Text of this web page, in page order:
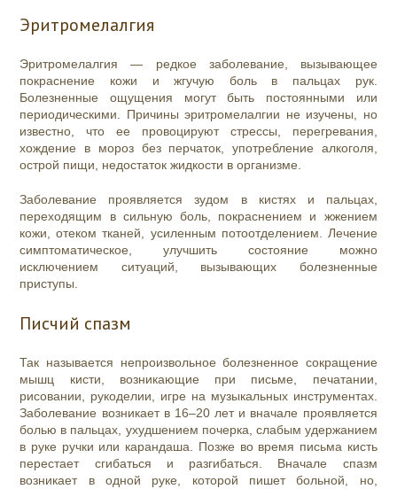
Эритромелалгия
Эритромелалгия — редкое заболевание, вызывающее
покраснение кожи и жгучую боль в пальцах рук.
Болезненные ощущения могут быть постоянными или
периодическими. Причины эритромелалгии не изучены, но
известно, что ее провоцируют стрессы, перегревания,
хождение в мороз без перчаток, употребление алкоголя,
острой пищи, недостаток жидкости в организме.
Заболевание проявляется зудом в кистях и пальцах,
переходящим в сильную боль, покраснением и жжением
кожи, отеком тканей, усиленным потоотделением. Лечение
симптоматическое, улучшить состояние можно
исключением ситуаций, вызывающих болезненные
приступы.
Писчий спазм
Так называется непроизвольное болезненное сокращение
мышц кисти, возникающие при письме, печатании,
рисовании, рукоделии, игре на музыкальных инструментах.
Заболевание возникает в 16–20 лет и вначале проявляется
болью в пальцах, ухудшением почерка, слабым удержанием
в руке ручки или карандаша. Позже во время письма кисть
перестает сгибаться и разгибаться. Вначале спазм
возникает в одной руке, которой пишет больной, но,